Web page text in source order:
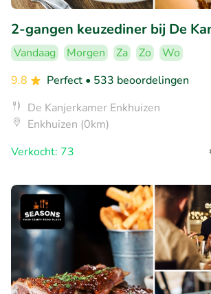
2-gangen keuzediner bij De
Vandaag Morgen Za Zo
Wo
9.8
Perfect • 533 beoordelingen
De Kanjerkamer Enkhuizen
Enkhuizen (0km)
Verkocht: 73